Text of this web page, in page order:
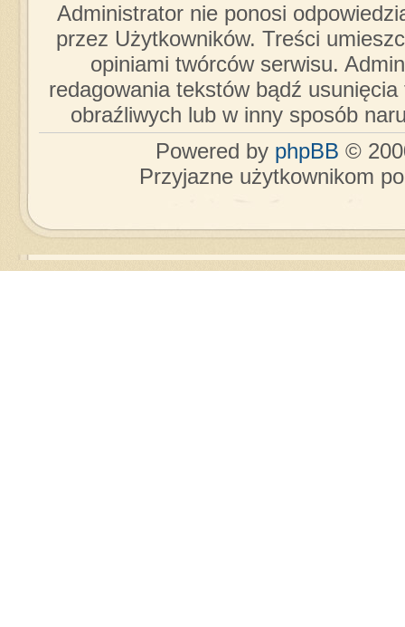
Administrator nie ponosi
przez Użytkowników. Treści
opiniami twórców serwisu.
redagowania tekstów bądź
obraźliwych lub w inny sposób
Powered by phpBB ©
Przyjazne użytkownikom